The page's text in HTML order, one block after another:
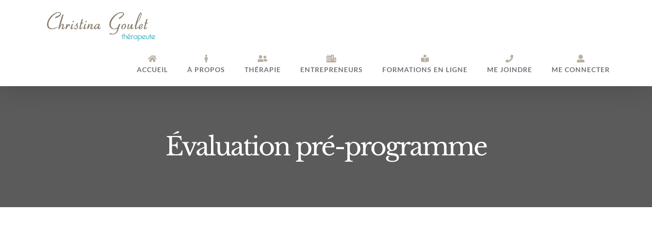
ACCUEIL À PROPOS THÉRAPIE ENTREPRENEURS FORMATIONS EN LIGNE ME JOINDRE ME CONNECTER
Évaluation pré-programme